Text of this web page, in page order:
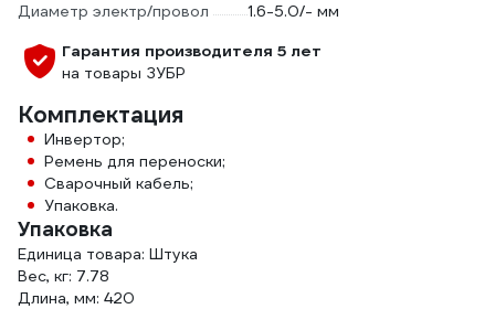
Диаметр электр/провол
1.6-5.0/- мм
Гарантия производителя 5 лет
на товары ЗУБР
Комплектация
Инвертор;
Ремень для переноски;
Сварочный кабель;
Упаковка.
Упаковка
Единица товара: Штука
Вес, кг: 7.78
Длина, мм: 420